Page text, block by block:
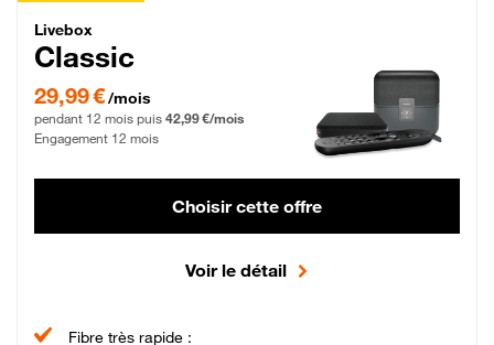
Livebox Classic Fibre
Livebox
Classic
29,99 € par mois pendant 12 mois puis 42,99 € par mois, Engagement 12 mois
29,99 €/mois
pendant 12 mois puis 42,99 €/mois
Engagement 12 mois
Choisir cette offre
Voir le détail
Fibre très rapide :